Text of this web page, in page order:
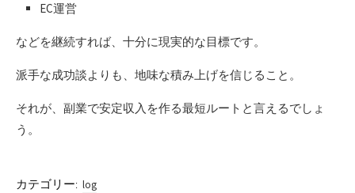
EC運営
などを継続すれば、十分に現実的な目標です。
派手な成功談よりも、地味な積み上げを信じること。
それが、副業で安定収入を作る最短ルートと言えるでしょ
う。
カテゴリー: log